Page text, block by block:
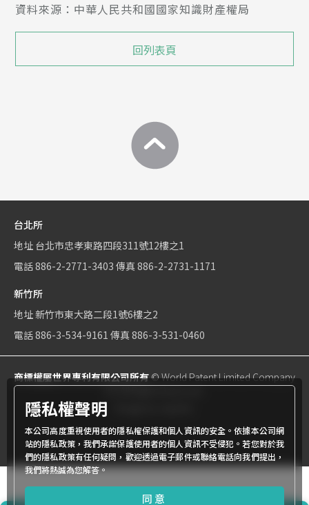
資料來源：中華人民共和國國家知識財產權局
回列表頁
台北所
地址 台北市忠孝東路四段311號12樓之1
電話886-2-2771-3403 傳真 886-2-2731-1171
新竹所
地址新竹市東大路二段1號6樓之2
電話886-3-534-9161 傳真 886-3-531-0460
商標權屬世界專利有限公司所有 © World Patent Limited Company
隱私權聲明
本公司高度重視使用者的隱私權保護和個人資訊的安全。依據本公司網
站的隱私政策，我們承諾保護使用者的個人資訊不受侵犯。若您對於我
們的隱私政策有任何疑問，歡迎透過電子郵件或聯絡電話向我們提出，
我們將熱誠為您解答。
同意